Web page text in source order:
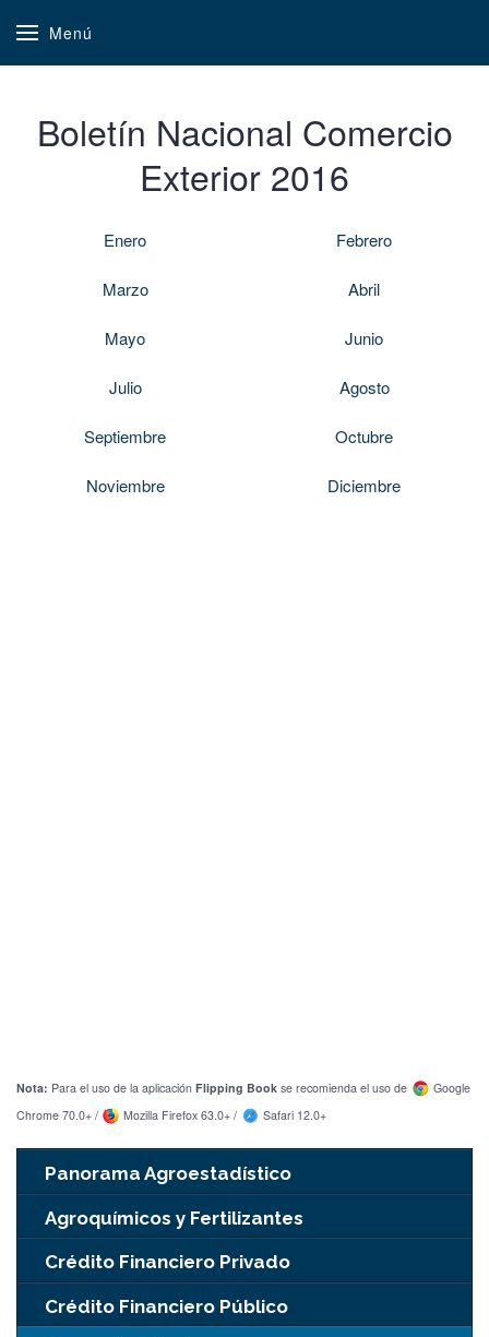
Menú
Boletín Nacional Comercio
Exterior 2016
Enero Febrero
Marzo Abril
Mayo Junio
Julio Agosto
Septiembre Octubre
Noviembre Diciembre
Nota: Para el uso de la aplicación Flipping Book se recomienda el uso de
Google
Chrome 70.0+ /
Mozilla Firefox 63.0+ / Safari 12.0+
Panorama Agroestadístico
Agroquímicos y Fertilizantes
Crédito Financiero Privado
Crédito Financiero Público